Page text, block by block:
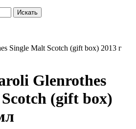
Искать
Single Malt Scotch (gift box) 2013 г
Glenrothes
(gift box)